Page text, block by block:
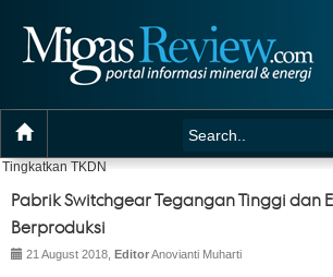
Tingkatkan TKDN
Pabrik Switchgear Tegangan Tinggi dan
Berproduksi
21 August 2018, EditorAnovianti Muharti